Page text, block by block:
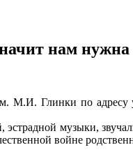
нам
Глинки по адресу
эстрадной музыки,
войне